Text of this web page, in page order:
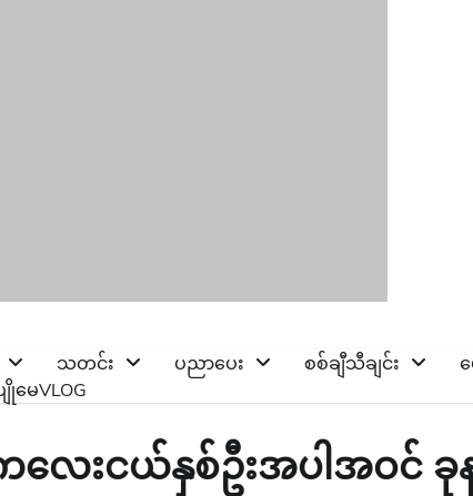
သတင်း ပညာပေး စစ်ချီသီချင်း ဖ
ျိုမေVLOG
ေးငယ်နှစ်ဦးအပါအဝင် ခုန